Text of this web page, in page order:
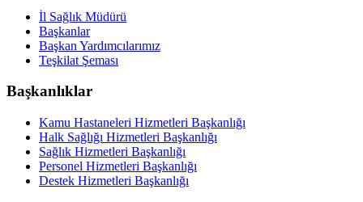
İl Sağlık Müdürü
Başkanlar
Başkan Yardımcılarımız
Teşkilat Şeması
Başkanlıklar
Kamu Hastaneleri Hizmetleri Başkanlığı
Halk Sağlığı Hizmetleri Başkanlığı
Sağlık Hizmetleri Başkanlığı
Personel Hizmetleri Başkanlığı
Destek Hizmetleri Başkanlığı